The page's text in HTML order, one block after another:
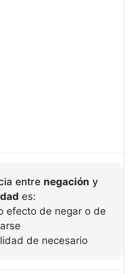
entre negación y
es:
efecto de negar o de
de necesario